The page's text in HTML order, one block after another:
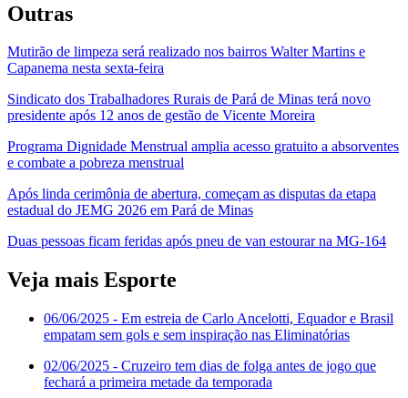
Outras
Mutirão de limpeza será realizado nos bairros Walter Martins e
Capanema nesta sexta-feira
Sindicato dos Trabalhadores Rurais de Pará de Minas terá novo
presidente após 12 anos de gestão de Vicente Moreira
Programa Dignidade Menstrual amplia acesso gratuito a absorventes
e combate a pobreza menstrual
Após linda cerimônia de abertura, começam as disputas da etapa
estadual do JEMG 2026 em Pará de Minas
Duas pessoas ficam feridas após pneu de van estourar na MG-164
Veja mais Esporte
06/06/2025 - Em estreia de Carlo Ancelotti, Equador e Brasil
empatam sem gols e sem inspiração nas Eliminatórias
02/06/2025 - Cruzeiro tem dias de folga antes de jogo que
fechará a primeira metade da temporada